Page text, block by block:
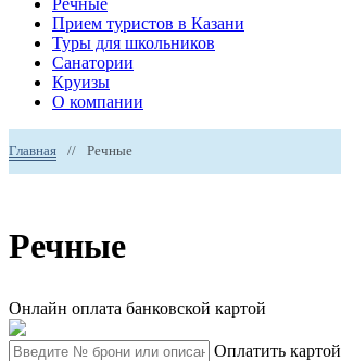
Речные
Прием туристов в Казани
Туры для школьников
Санатории
Круизы
О компании
Главная // Речные
Речные
Онлайн оплата банковской картой
Оплатить картой